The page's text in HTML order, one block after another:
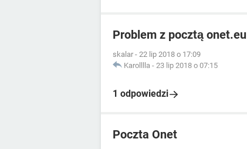
Problem z pocztą onet.eu
skalar - 22 lip 2018 o 17:09
Karolllla - 23 lip 2018 o 07:15
1 odpowiedzi
Poczta Onet